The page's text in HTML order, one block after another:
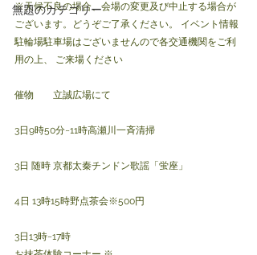
無題のカテゴリー
※天候不良の場合、会場の変更及び中止する場合が
ございます。どうぞご了承ください。 イベント情報
駐輪場駐車場はございませんので各交通機関をご利
用の上、 ご来場ください
催物　　立誠広場にて
3日9時50分~11時高瀬川一斉清掃
3日 随時 京都太秦チンドン歌謡「蛍座」
4日 13時15時野点茶会※500円
3日13時~17時